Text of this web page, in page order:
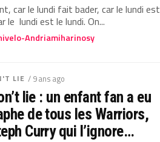
car le lundi fait bader, car le lundi est
le lundi est le lundi. On...
Andriamiharinosy
LIE / 9 ans ago
lie : un enfant fan a eu
de tous les Warriors,
Curry qui l’ignore…